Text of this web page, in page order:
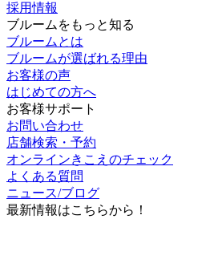
採用情報
ブルームをもっと知る
ブルームとは
ブルームが選ばれる理由
お客様の声
はじめての方へ
お客様サポート
お問い合わせ
店舗検索・予約
オンラインきこえのチェック
よくある質問
ニュース/ブログ
最新情報はこちらから！